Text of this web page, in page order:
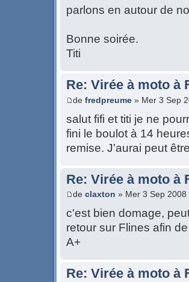
parlons en autour de
Bonne soirée.
Titi
Re: Virée à moto à
de fredpreume » Mer 3 Sep
salut fifi et titi je ne
fini le boulot à 14
remise. J'aurai peut
Re: Virée à moto à
de claxton » Mer 3 Sep 2008
c'est bien domage,
retour sur Flines afin
A+
Re: Virée à moto à